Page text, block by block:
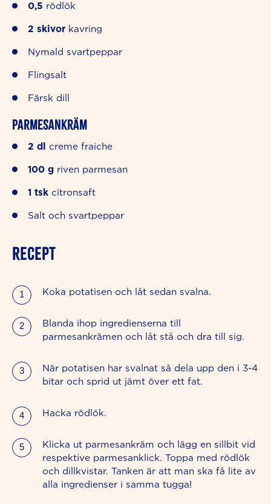
0,5 rödlök
2 skivor kavring
Nymald svartpeppar
Flingsalt
Färsk dill
Parmesankräm
2 dl creme fraiche
100 g riven parmesan
1 tsk citronsaft
Salt och svartpeppar
RECEPT
Koka potatisen och låt sedan svalna.
Blanda ihop ingredienserna till
parmesankrämen och låt stå och dra till sig.
När potatisen har svalnat så dela upp den i 3-4
bitar och sprid ut jämt över ett fat.
Hacka rödlök.
Klicka ut parmesankräm och lägg en sillbit vid
respektive parmesanklick. Toppa med rödlök
och dillkvistar. Tanken är att man ska få lite av
alla ingredienser i samma tugga!